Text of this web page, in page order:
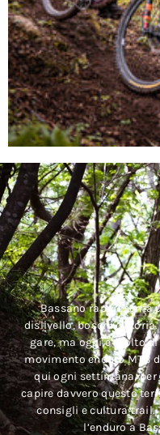
Bassano rappresenta
dislivello, boschi e storia.
gare, ma oggi è molto
movimento enduro MTB
qui ogni settimana, per
capire davvero questo
consigli e cultura trail.
l’enduro a